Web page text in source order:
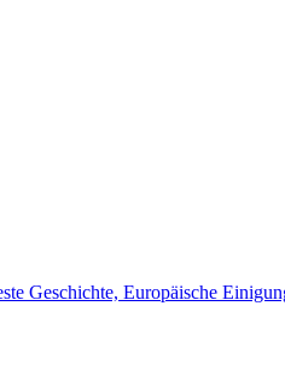
Geschichte, Europäische